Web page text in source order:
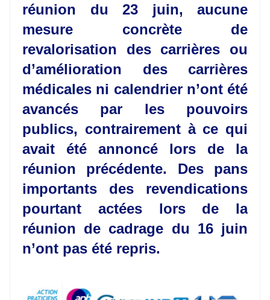
réunion du 23 juin, aucune
mesure concrète de
revalorisation des carrières ou
d’amélioration des carrières
médicales ni calendrier n’ont été
avancés par les pouvoirs
publics, contrairement à ce qui
avait été annoncé lors de la
réunion précédente. Des pans
importants des revendications
pourtant actées lors de la
réunion de cadrage du 16 juin
n’ont pas été repris.